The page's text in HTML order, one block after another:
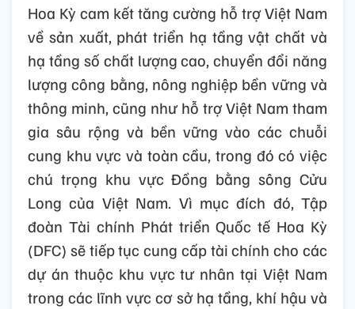
Hoa Kỳ cam kết tăng cường hỗ trợ Việt Nam
về sản xuất, phát triển hạ tầng vật chất và
hạ tầng số chất lượng cao, chuyển đổi năng
lượng công bằng, nông nghiệp bền vững và
thông minh, cũng như hỗ trợ Việt Nam tham
gia sâu rộng và bền vững vào các chuỗi
cung khu vực và toàn cầu, trong đó có việc
chú trọng khu vực Đồng bằng sông Cửu
Long của Việt Nam. Vì mục đích đó, Tập
đoàn Tài chính Phát triển Quốc tế Hoa Kỳ
(DFC) sẽ tiếp tục cung cấp tài chính cho các
dự án thuộc khu vực tư nhân tại Việt Nam
trong các lĩnh vực cơ sở hạ tầng, khí hậu và